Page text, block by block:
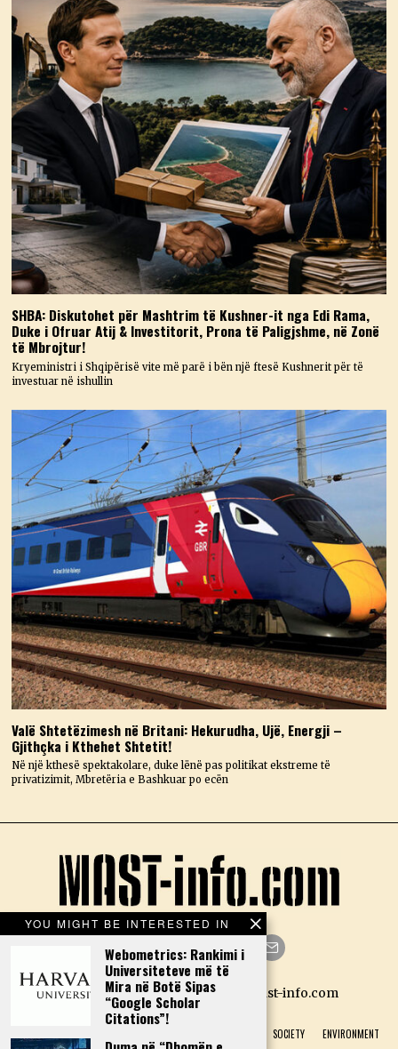
SHBA: Diskutohet për Mashtrim të Kushner-it nga Edi Rama,
Duke i Ofruar Atij & Investitorit, Prona të Paligjshme, në Zonë
të Mbrojtur!
Kryeministri i Shqipërisë vite më parë i bën një ftesë Kushnerit për të
investuar në ishullin
Valë Shtetëzimesh në Britani: Hekurudha, Ujë, Energji –
Gjithçka i Kthehet Shtetit!
Në një kthesë spektakolare, duke lënë pas politikat ekstreme të
privatizimit, Mbretëria e Bashkuar po ecën
YOU MIGHT BE INTERESTED IN
Webometrics: Rankimi i
Universiteteve më të
Mira në Botë Sipas
“Google Scholar
Citations”!
Facebook
TwitterInstagram
LinkedIn
Designed by N.D. — Copyright Mast-info.com
SOCIETY
ENVIRONMENT